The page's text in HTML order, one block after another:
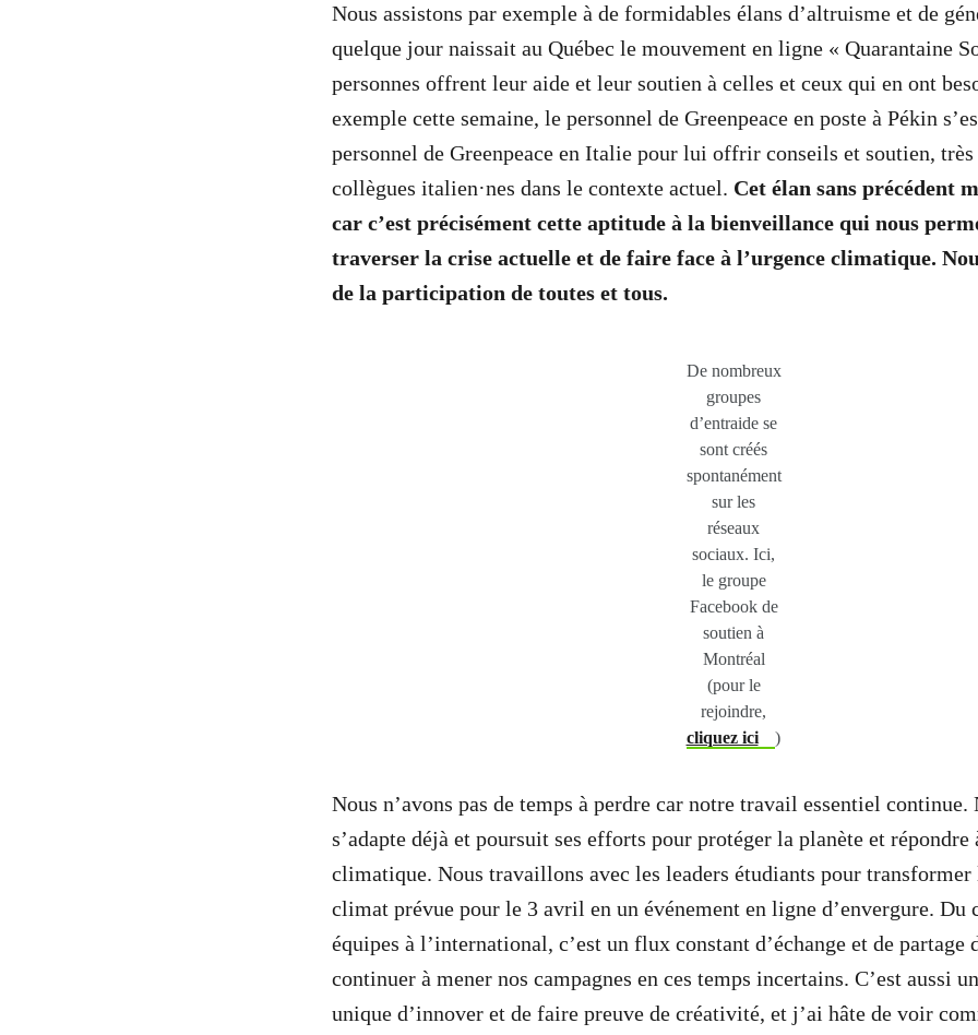
Nous assistons par exemple à de formidables élans d’altruisme et de
quelque jour naissait au Québec le mouvement en ligne « Quarantaine
personnes offrent leur aide et leur soutien à celles et ceux qui en ont
exemple cette semaine, le personnel de Greenpeace en poste à Pékin
personnel de Greenpeace en Italie pour lui offrir conseils et soutien, très
collègues italien·nes dans le contexte actuel. Cet élan sans précédent
car c’est précisément cette aptitude à la bienveillance qui nous
traverser la crise actuelle et de faire face à l’urgence climatique.
de la participation de toutes et tous.
De nombreux
groupes
d’entraide se
sont créés
spontanément
sur les
réseaux
sociaux. Ici,
le groupe
Facebook de
soutien à
Montréal
(pour le
rejoindre,
cliquez ici
)
Nous n’avons pas de temps à perdre car notre travail essentiel continue.
s’adapte déjà et poursuit ses efforts pour protéger la planète et répondre
climatique. Nous travaillons avec les leaders étudiants pour
climat prévue pour le 3 avril en un événement en ligne d’envergure. Du
équipes à l’international, c’est un flux constant d’échange et de partage
continuer à mener nos campagnes en ces temps incertains. C’est aussi
unique d’innover et de faire preuve de créativité, et j’ai hâte de voir